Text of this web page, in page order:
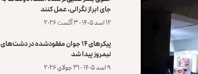
جای ابراز نگرانی، عمل کنند
۱۲ اسد ۱۴۰۵ - ۳ آگست ۲۰۲۶
پیکرهای ۱۴ جوان مفقودشده در دشت‌های
نیمروز پیدا شد
۹ اسد ۱۴۰۵ - ۳۱ جولای ۲۰۲۶